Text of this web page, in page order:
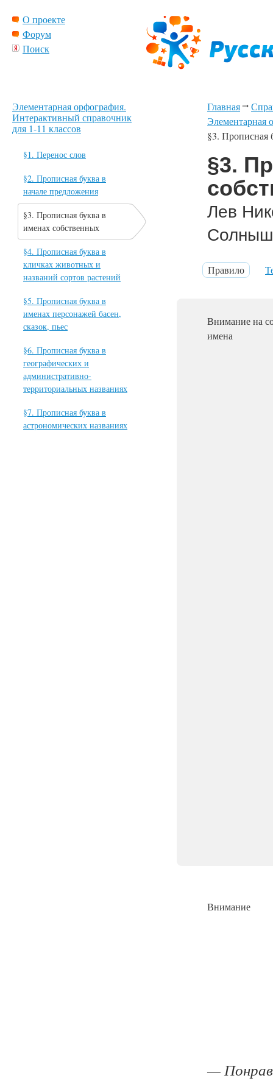
О проекте
Форум
Поиск
Главная
Элементарная
§3. Прописная
§3.
Лев
Правило
Внимание на
имена
Внимание
—
Элементарная орфография.
Интерактивный справочник
для 1-11 классов
§1. Перенос слов
§2. Прописная буква в
начале предложения
§3. Прописная буква в
именах собственных
§4. Прописная буква в
кличках животных и
названий сортов растений
§5. Прописная буква в
именах персонажей басен,
сказок, пьес
§6. Прописная буква в
географических и
административно-
территориальных названиях
§7. Прописная буква в
астрономических названиях